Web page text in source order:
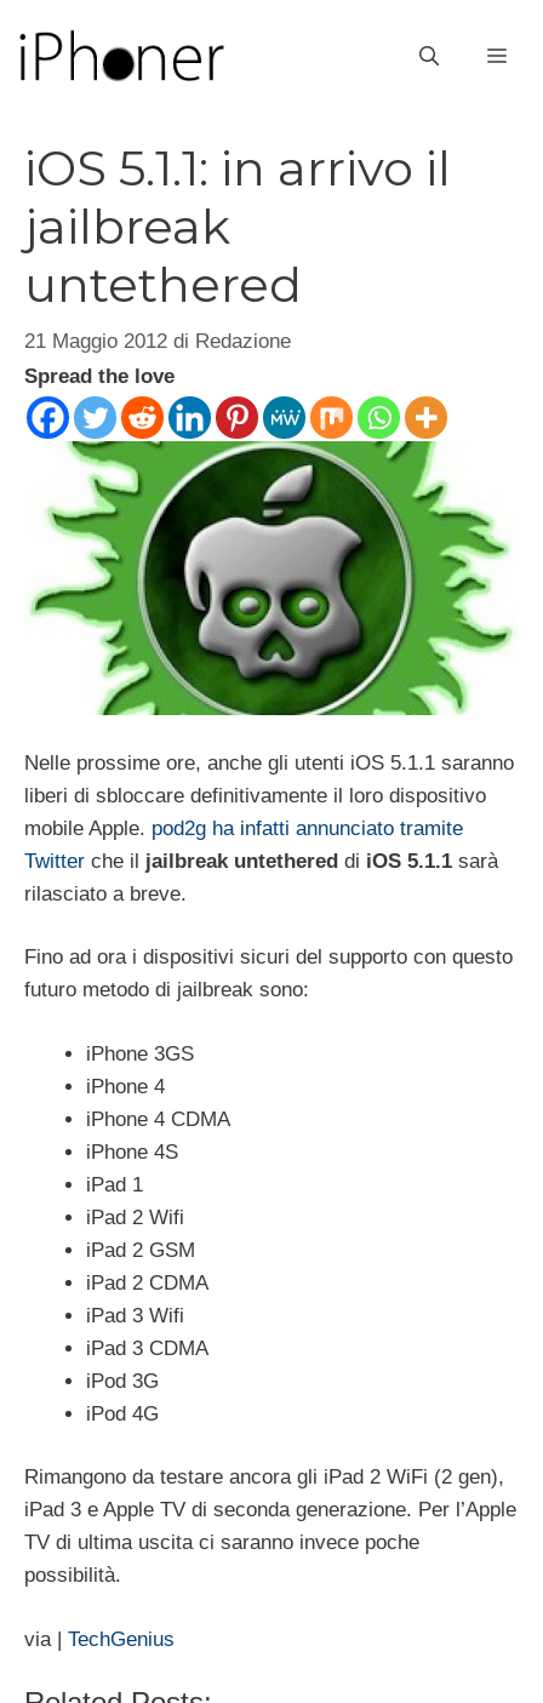
contenuto
iOS 5.1.1: in arrivo il
jailbreak
untethered
21 Maggio 2012 di Redazione
Spread the love
Nelle prossime ore, anche gli utenti iOS 5.1.1 saranno
liberi di sbloccare definitivamente il loro dispositivo
mobile Apple. pod2g ha infatti annunciato tramite
Twitter che il jailbreak untethered di iOS 5.1.1 sarà
rilasciato a breve.
Fino ad ora i dispositivi sicuri del supporto con questo
futuro metodo di jailbreak sono:
iPhone 3GS
iPhone 4
iPhone 4 CDMA
iPhone 4S
iPad 1
iPad 2 Wifi
iPad 2 GSM
iPad 2 CDMA
iPad 3 Wifi
iPad 3 CDMA
iPod 3G
iPod 4G
Rimangono da testare ancora gli iPad 2 WiFi (2 gen),
iPad 3 e Apple TV di seconda generazione. Per l’Apple
TV di ultima uscita ci saranno invece poche
possibilità.
via | TechGenius